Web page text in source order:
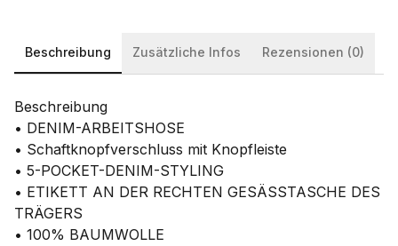
Beschreibung Zusätzliche Infos Rezensionen (0)
Beschreibung
• DENIM-ARBEITSHOSE
• Schaftknopfverschluss mit Knopfleiste
• 5-POCKET-DENIM-STYLING
• ETIKETT AN DER RECHTEN GESÄSSTASCHE DES
TRÄGERS
• 100% BAUMWOLLE